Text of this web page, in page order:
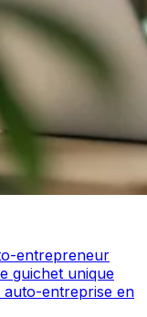
entrepreneur
guichet unique
auto-entreprise en